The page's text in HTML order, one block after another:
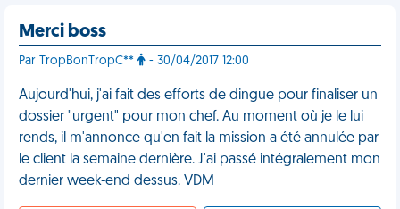
Merci boss
Par TropBonTropC** - 30/04/2017 12:00
Aujourd'hui, j'ai fait des efforts de dingue pour finaliser un
dossier "urgent" pour mon chef. Au moment où je le lui
rends, il m'annonce qu'en fait la mission a été annulée par
le client la semaine dernière. J'ai passé intégralement mon
dernier week-end dessus. VDM